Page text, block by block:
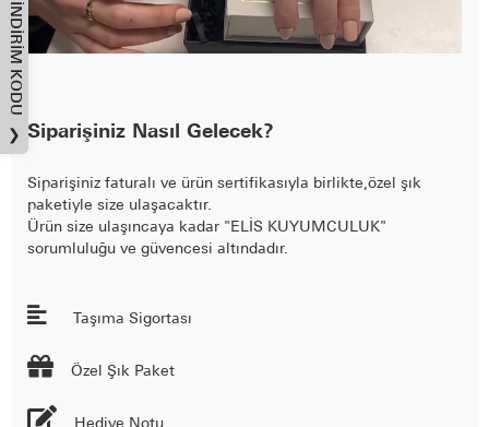
Siparişiniz Nasıl Gelecek?
Siparişiniz faturalı ve ürün sertifikasıyla birlikte,özel şık
paketiyle size ulaşacaktır.
Ürün size ulaşıncaya kadar "ELİS KUYUMCULUK"
sorumluluğu ve güvencesi altındadır.
Taşıma Sigortası
 Özel Şık Paket
İNDIRIM KODU
❯